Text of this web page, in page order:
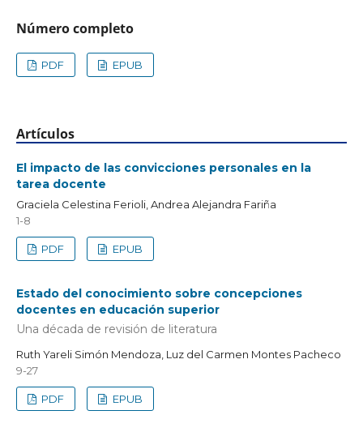
Número completo
PDF EPUB
Artículos
El impacto de las convicciones personales en la
tarea docente
Graciela Celestina Ferioli, Andrea Alejandra Fariña
1-8
PDF EPUB
Estado del conocimiento sobre concepciones
docentes en educación superior
Una década de revisión de literatura
Ruth Yareli Simón Mendoza, Luz del Carmen Montes Pacheco
9-27
PDF EPUB